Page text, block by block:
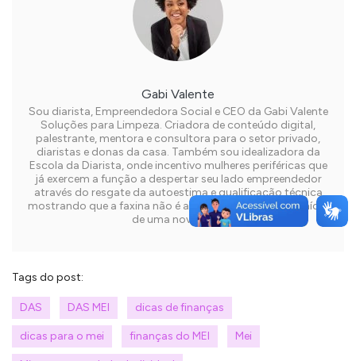
Gabi Valente
Sou diarista, Empreendedora Social e CEO da Gabi Valente
Soluções para Limpeza. Criadora de conteúdo digital,
palestrante, mentora e consultora para o setor privado,
diaristas e donas da casa. Também sou idealizadora da
Escola da Diarista, onde incentivo mulheres periféricas que
já exercem a função a despertar seu lado empreendedor
através do resgate da autoestima e qualificação técnica
mostrando que a faxina não é a última opção e sim o início
de uma nova vida.
Tags do post:
DAS DAS MEI dicas de finanças
dicas para o mei finanças do MEI Mei